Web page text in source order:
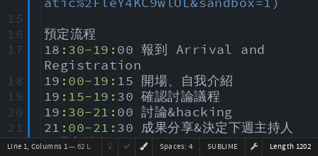
15
16
預定流程
17
18 :30-19: 00 報到 Arrival and
Registration
18
19 :00-19: 15 開場、自我介紹
19
19 :15-19: 30 確認討論議程
20
19 :30-21: 00 討論&hacking
21
21 :00-21: 30 成果分享&決定下週主持人
22
下週主持人：
Line 1, Columns 1— 62 Lines Length 1202
SUBLIME
Spaces: 4